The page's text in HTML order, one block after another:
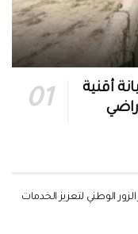
أقنية
الوطني لتعزيز الخدمات